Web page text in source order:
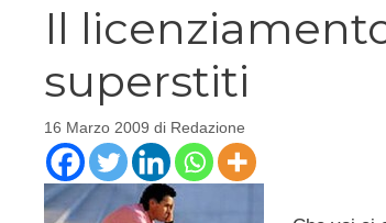
Il
superstiti
16 Marzo 2009 di Redazione